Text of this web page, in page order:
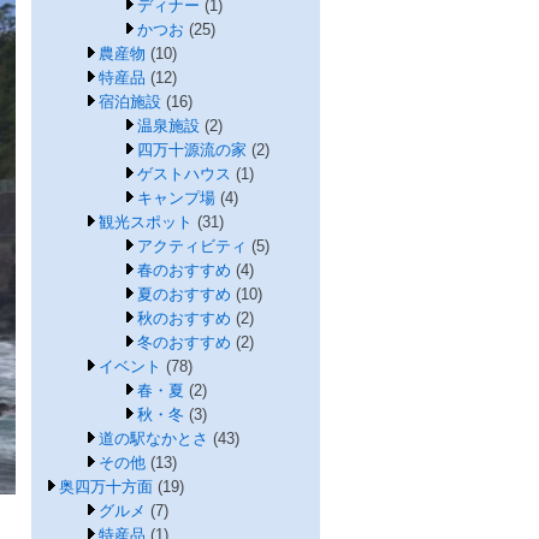
ディナー (1)
かつお (25)
農産物 (10)
特産品 (12)
宿泊施設(16)
温泉施設 (2)
四万十源流の家 (2)
ゲストハウス (1)
キャンプ場 (4)
観光スポット (31)
アクティビティ (5)
春のおすすめ (4)
夏のおすすめ (10)
秋のおすすめ (2)
冬のおすすめ (2)
イベント (78)
春・夏 (2)
秋・冬 (3)
道の駅なかとさ (43)
その他(13)
奥四万十方面 (19)
グルメ (7)
特産品 (1)